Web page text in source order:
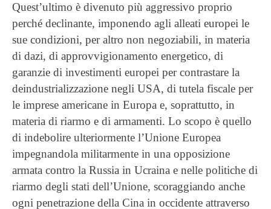
Quest’ultimo è divenuto più aggressivo proprio
perché declinante, imponendo agli alleati europei le
sue condizioni, per altro non negoziabili, in materia
di dazi, di approvvigionamento energetico, di
garanzie di investimenti europei per contrastare la
deindustrializzazione negli USA, di tutela fiscale per
le imprese americane in Europa e, soprattutto, in
materia di riarmo e di armamenti. Lo scopo è quello
di indebolire ulteriormente l’Unione Europea
impegnandola militarmente in una opposizione
armata contro la Russia in Ucraina e nelle politiche di
riarmo degli stati dell’Unione, scoraggiando anche
ogni penetrazione della Cina in occidente attraverso